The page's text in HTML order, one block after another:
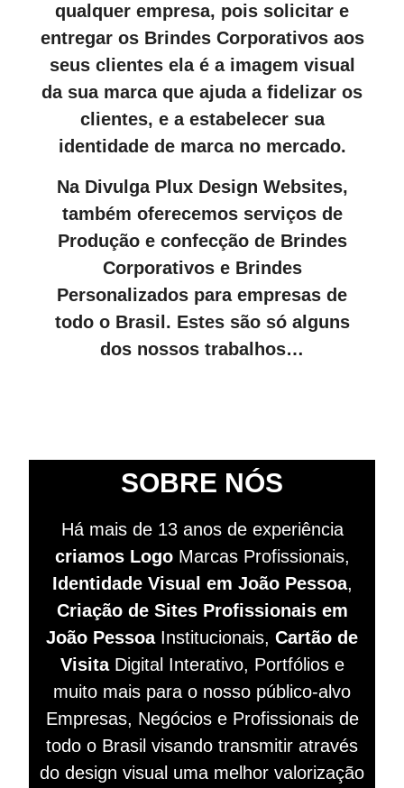
qualquer empresa, pois solicitar e
entregar os Brindes Corporativos aos
seus clientes ela é a imagem visual
da sua marca que ajuda a fidelizar os
clientes, e a estabelecer sua
identidade de marca no mercado.
Na Divulga Plux Design Websites,
também oferecemos serviços de
Produção e confecção de Brindes
Corporativos e Brindes
Personalizados para empresas de
todo o Brasil. Estes são só alguns
dos nossos trabalhos…
SOBRE NÓS
Há mais de 13 anos de experiência
criamos LogoMarcas Profissionais,
Identidade Visual em João Pessoa,
Criação de Sites Profissionais em
João Pessoa Institucionais, Cartão de
VisitaDigital Interativo, Portfólios e
muito mais para o nosso público-alvo
Empresas, Negócios e Profissionais de
todo o Brasil visando transmitir através
do design visual uma melhor valorização